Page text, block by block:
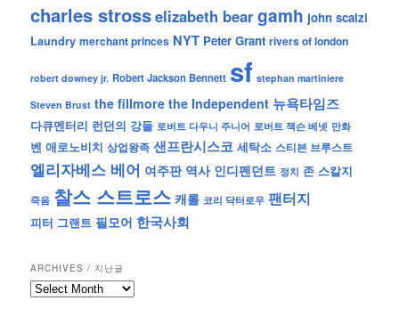
charles strosselizabeth beargamh john scalzi
Laundry merchant princes NYT Peter Grant rivers of london
robert downey jr. Robert Jackson Bennett sf stephan martiniere
Steven Brust the fillmore the Independent 뉴욕타임즈
다큐멘터리 런던의 강들 로버트 다우니 주니어 로버트 잭슨 베넷 만화
벤 애로노비치 상업왕족 샌프란시스코 세탁소 스티븐 브루스트
엘리자베스 베어 여주판 역사 인디펜던트 정치 존 스칼지
죽음 찰스 스트로스 캐롤 코리 닥터로우 팬터지
피터 그랜트 필모어 한국사회
ARCHIVES / 지난글
archives